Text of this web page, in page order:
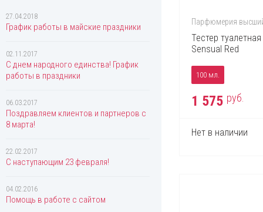
Eon Productions
Ermenegildo Zegna
Escentric Molecules
Esprit
Ex Nihilo
Fendi
Franck Olivier
Gianfranco Ferre
Giorgio Armani
Gucci
Guerlain
Hermes
Hugo Boss
27.04.2018
График работы в майские праздники
02.11.2017
C днем народного единства! График
работы в праздники
06.03.2017
Поздравляем клиентов и партнеров с
8 марта!
22.02.2017
С наступающим 23 февраля!
04.02.2016
Помощь в работе с сайтом
Парфюмерия
Тестер
Sensual Red
100 мл.
1 575 руб.
Нет в наличии